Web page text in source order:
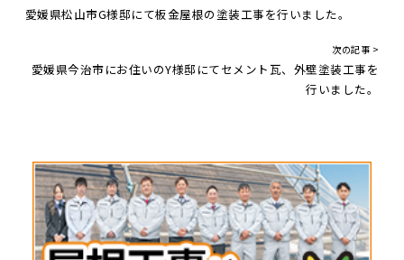
愛媛県松山市G様邸にて板金屋根の塗装工事を行いました。
次の記事 >
愛媛県今治市にお住いのY様邸にてセメント瓦、外壁塗装工事を
行いました。